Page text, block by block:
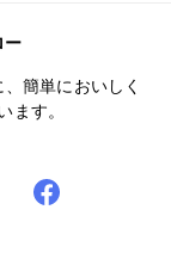
ー
簡単においしく
ます。